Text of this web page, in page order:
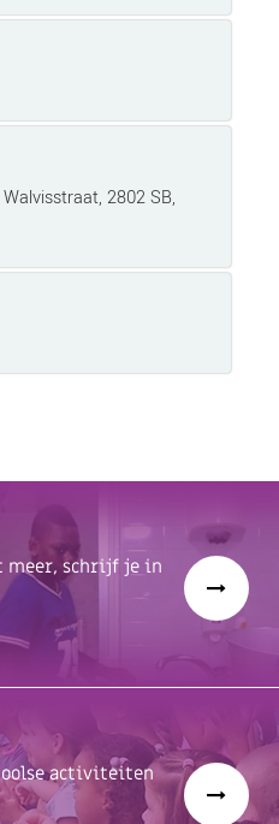
2802 SB,
meer, schrijf je in
activiteiten